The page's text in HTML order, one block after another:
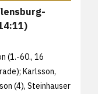
(1.-60., 16
Karlsson,
(4), Steinhauser